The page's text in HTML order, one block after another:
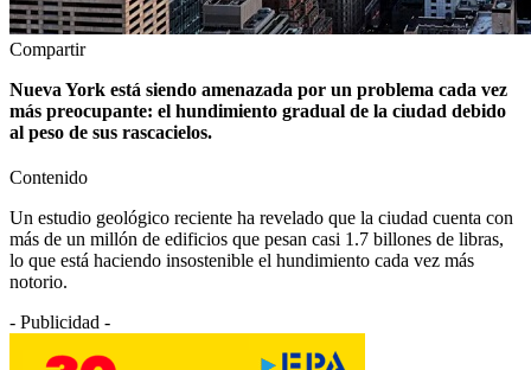
Compartir
Nueva York está siendo amenazada por un problema cada vez
más preocupante: el hundimiento gradual de la ciudad debido
al peso de sus rascacielos.
Contenido
Un estudio geológico reciente ha revelado que la ciudad cuenta con
más de un millón de edificios que pesan casi 1.7 billones de libras,
lo que está haciendo insostenible el hundimiento cada vez más
notorio.
- Publicidad -